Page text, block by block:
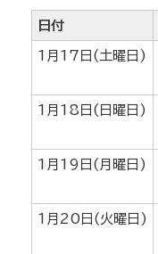
日付
1月17日(土曜日)
1月18日(日曜日)
1月19日(月曜日)
1月20日(火曜日)